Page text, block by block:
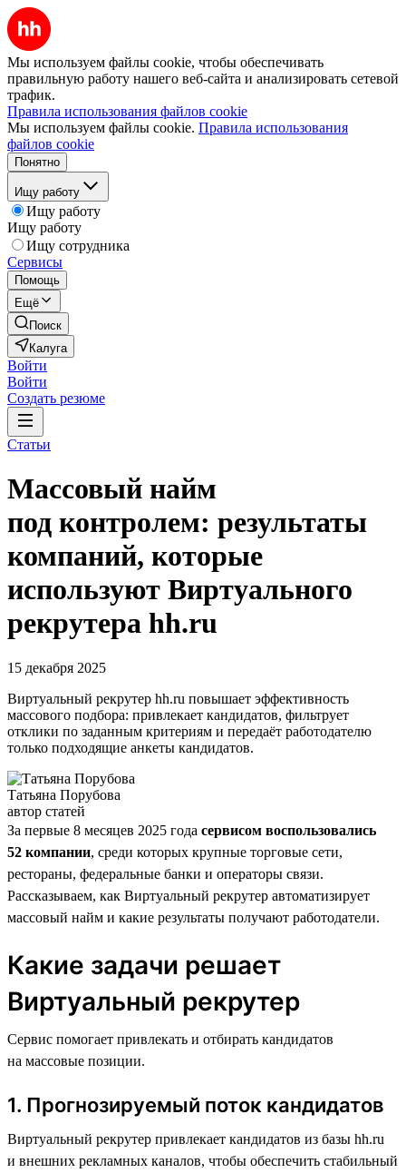
Мы используем файлы cookie, чтобы обеспечивать
правильную работу нашего веб-сайта и анализировать сетевой
трафик.
Правила использования файлов cookie
Мы используем файлы cookie. Правила использования
файлов cookie
Понятно
Ищу работу
Ищу работу
Ищу работу
Ищу сотрудника
Сервисы
Помощь
Ещё
Поиск
Калуга
Войти
Войти
Создать резюме
Статьи
Массовый найм
под контролем: результаты
компаний, которые
используют Виртуального
рекрутера hh.ru
15 декабря 2025
Виртуальный рекрутер hh.ru повышает эффективность
массового подбора: привлекает кандидатов, фильтрует
отклики по заданным критериям и передаёт работодателю
только подходящие анкеты кандидатов.
Татьяна Порубова
автор статей
За первые 8 месяцев 2025 года сервисом воспользовались
52 компании, среди которых крупные торговые сети,
рестораны, федеральные банки и операторы связи.
Рассказываем, как Виртуальный рекрутер автоматизирует
массовый найм и какие результаты получают работодатели.
Какие задачи решает
Виртуальный рекрутер
Сервис помогает привлекать и отбирать кандидатов
на массовые позиции.
1. Прогнозируемый поток кандидатов
Виртуальный рекрутер привлекает кандидатов из базы hh.ru
и внешних рекламных каналов, чтобы обеспечить стабильный